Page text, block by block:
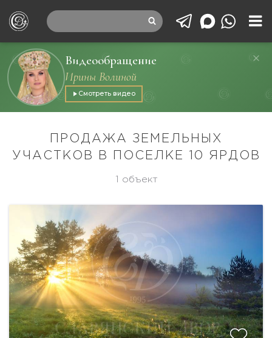
Видеообращение
Ирины Волиной
Смотреть видео
ПРОДАЖА ЗЕМЕЛЬНЫХ
УЧАСТКОВ В ПОСЕЛКЕ 10 ЯРДОВ
1 объект